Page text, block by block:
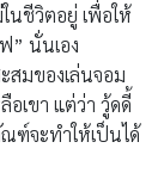
ชีวิตอยู่ เพื่อให้
” นั่นเอง
สมของเล่นจอม
อเขา แต่ว่า วู้ดดี้
ฑ์จะทำให้เป็นได้